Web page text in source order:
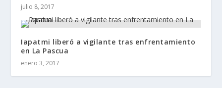
julio 8, 2017
Iapatmi liberó a vigilante tras enfrentamiento
en La Pascua
enero 3, 2017